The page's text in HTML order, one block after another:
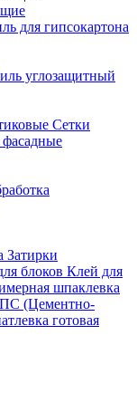
для гипсокартона
углозащитный
Сетки
Затирки
блоков Клей для
шпаклевка
(Цементно-
готовая